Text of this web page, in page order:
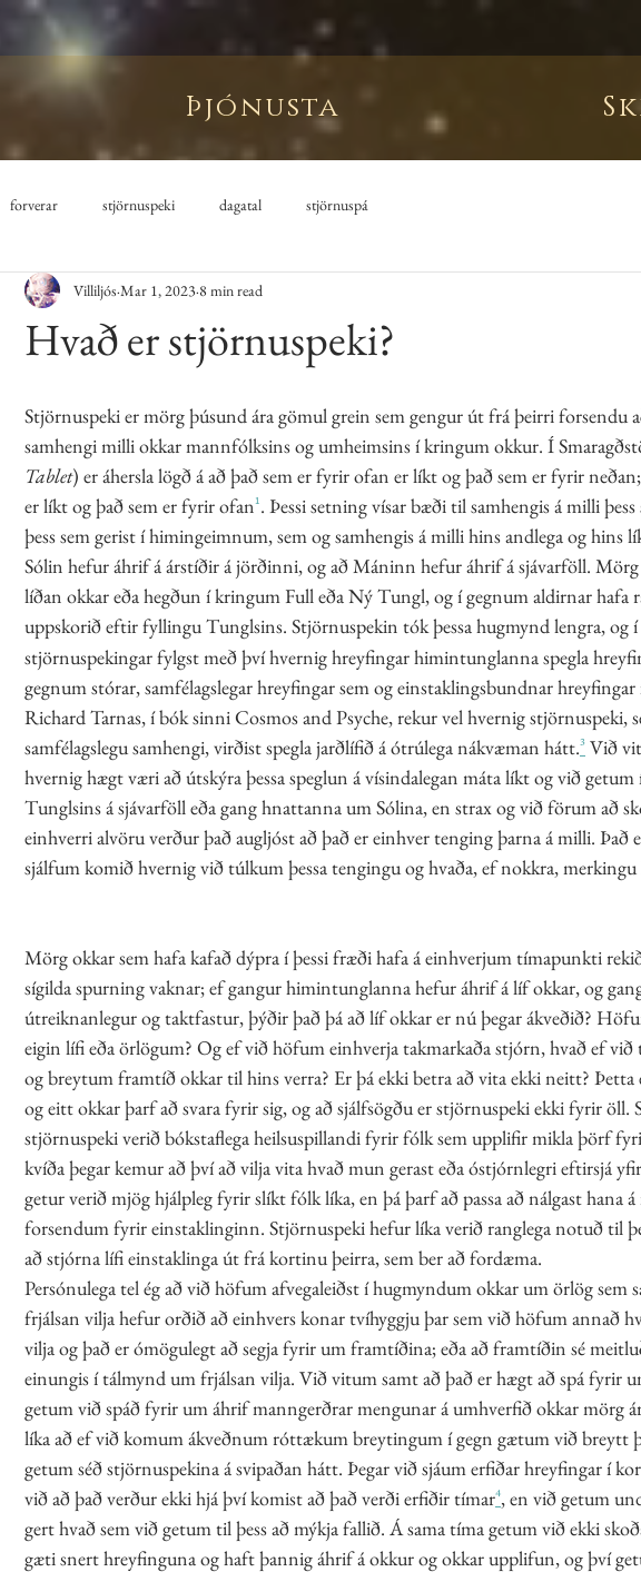
Þjónusta
forverar stjörnuspeki dagatal stjörnuspá
Hvað er stjörnuspeki?
Villiljós Mar 1, 2023 8 min read
Stjörnuspeki er mörg þúsund ára gömul grein sem gengur út frá þeirri forsendu
samhengi milli okkar mannfólksins og umheimsins í kringum okkur. Í
Tablet) er áhersla lögð á að það sem er fyrir ofan er líkt og það sem er fyrir
er líkt og það sem er fyrir ofan¹. Þessi setning vísar bæði til samhengis á milli
þess sem gerist í himingeimnum, sem og samhengis á milli hins andlega og hins
Sólin hefur áhrif á árstíðir á jörðinni, og að Máninn hefur áhrif á sjávarföll.
líðan okkar eða hegðun í kringum Full eða Ný Tungl, og í gegnum aldirnar hafa
uppskorið eftir fyllingu Tunglsins. Stjörnuspekin tók þessa hugmynd lengra, og
stjörnuspekingar fylgst með því hvernig hreyfingar himintunglanna spegla
gegnum stórar, samfélagslegar hreyfingar sem og einstaklingsbundnar
Richard Tarnas, í bók sinni Cosmos and Psyche, rekur vel hvernig stjörnuspeki,
samfélagslegu samhengi, virðist spegla jarðlífið á ótrúlega nákvæman hátt.³ Við
hvernig hægt væri að útskýra þessa speglun á vísindalegan máta líkt og við
Tunglsins á sjávarföll eða gang hnattanna um Sólina, en strax og við förum að
einhverri alvöru verður það augljóst að það er einhver tenging þarna á milli. Það
sjálfum komið hvernig við túlkum þessa tengingu og hvaða, ef nokkra,
Mörg okkar sem hafa kafað dýpra í þessi fræði hafa á einhverjum tímapunkti
sígilda spurning vaknar; ef gangur himintunglanna hefur áhrif á líf okkar, og
útreiknanlegur og taktfastur, þýðir það þá að líf okkar er nú þegar ákveðið?
eigin lífi eða örlögum? Og ef við höfum einhverja takmarkaða stjórn, hvað ef
og breytum framtíð okkar til hins verra? Er þá ekki betra að vita ekki neitt?
og eitt okkar þarf að svara fyrir sig, og að sjálfsögðu er stjörnuspeki ekki fyrir öll.
stjörnuspeki verið bókstaflega heilsuspillandi fyrir fólk sem upplifir mikla þörf
kvíða þegar kemur að því að vilja vita hvað mun gerast eða óstjórnlegri eftirsjá
getur verið mjög hjálpleg fyrir slíkt fólk líka, en þá þarf að passa að nálgast hana
forsendum fyrir einstaklinginn. Stjörnuspeki hefur líka verið ranglega notuð til
að stjórna lífi einstaklinga út frá kortinu þeirra, sem ber að fordæma.
Persónulega tel ég að við höfum afvegaleiðst í hugmyndum okkar um örlög
frjálsan vilja hefur orðið að einhvers konar tvíhyggju þar sem við höfum annað
vilja og það er ómögulegt að segja fyrir um framtíðina; eða að framtíðin sé
einungis í tálmynd um frjálsan vilja. Við vitum samt að það er hægt að spá fyrir
getum við spáð fyrir um áhrif manngerðrar mengunar á umhverfið okkar mörg
líka að ef við komum ákveðnum róttækum breytingum í gegn gætum við breytt
getum séð stjörnuspekina á svipaðan hátt. Þegar við sjáum erfiðar hreyfingar í
við að það verður ekki hjá því komist að það verði erfiðir tímar⁴, en við getum
gert hvað sem við getum til þess að mýkja fallið. Á sama tíma getum við ekki
gæti snert hreyfinguna og haft þannig áhrif á okkur og okkar upplifun, og því